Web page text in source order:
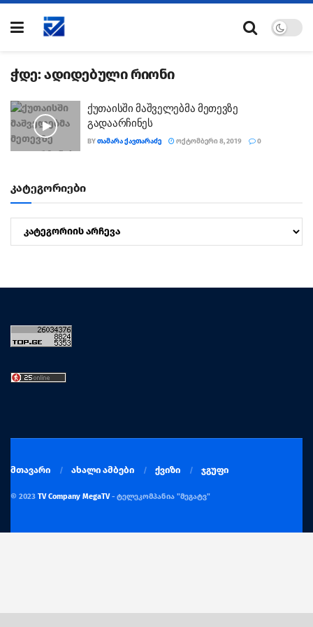
ჭდე:ადიდებული რიონი
ქუთაისში მაშველებმა მეთევზე
გადაარჩინეს
BYᲗᲐᲛᲐᲠᲐ ᲥᲐᲕᲗᲐᲠᲐᲫᲔ ᲝᲥᲢᲝᲛᲑᲔᲠᲘ 8, 2019 0
კატეგორიები
კატეგორიები
მთავარი ახალი ამბები ქვიზი ჯგუფი
© 2023 TV Company MegaTV- ტელეკომპანია "მეგატვ"